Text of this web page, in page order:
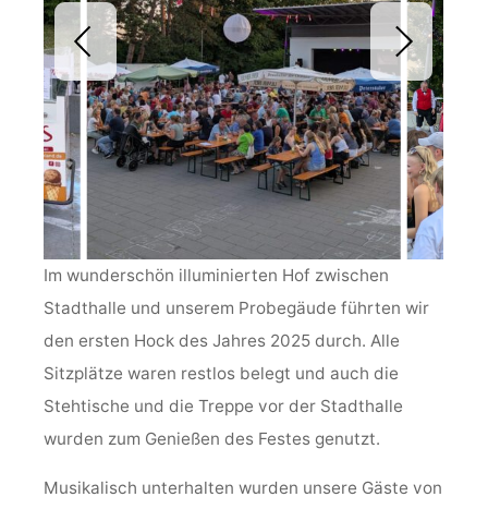
Im wunderschön illuminierten Hof zwischen
Stadthalle und unserem Probegäude führten wir
den ersten Hock des Jahres 2025 durch. Alle
Sitzplätze waren restlos belegt und auch die
Stehtische und die Treppe vor der Stadthalle
wurden zum Genießen des Festes genutzt.
Musikalisch unterhalten wurden unsere Gäste von